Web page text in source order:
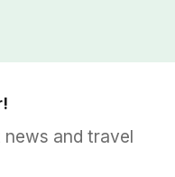
and travel